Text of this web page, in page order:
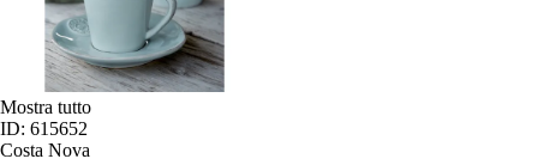
Mostra tutto
ID: 615652
Costa Nova